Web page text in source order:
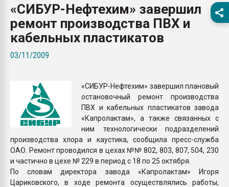
28.07.2026
ситуацией на
Всё, что касается
«СИБУР-Нефтехим» завершил
ремонт производства ПВХ и
кабельных пластикатов
03/11/2009
«СИБУР-Нефтехим» завершил плановый
остановочный ремонт производства
ПВХ и кабельных пластикатов завода
«Капролактам», а также связанных с
ним технологически подразделений
производства хлора и каустика, сообщила пресс-служба
ОАО. Ремонт проводился в цехах №№ 802, 803, 807, 504, 230
и частично в цехе № 229 в период с 18 по 25 октября.
По словам директора завода «Капролактам» Игоря
Цариковского, в ходе ремонта осуществлялись работы,